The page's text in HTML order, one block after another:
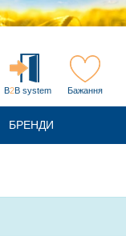
B2B system Бажання
БРЕНДИ